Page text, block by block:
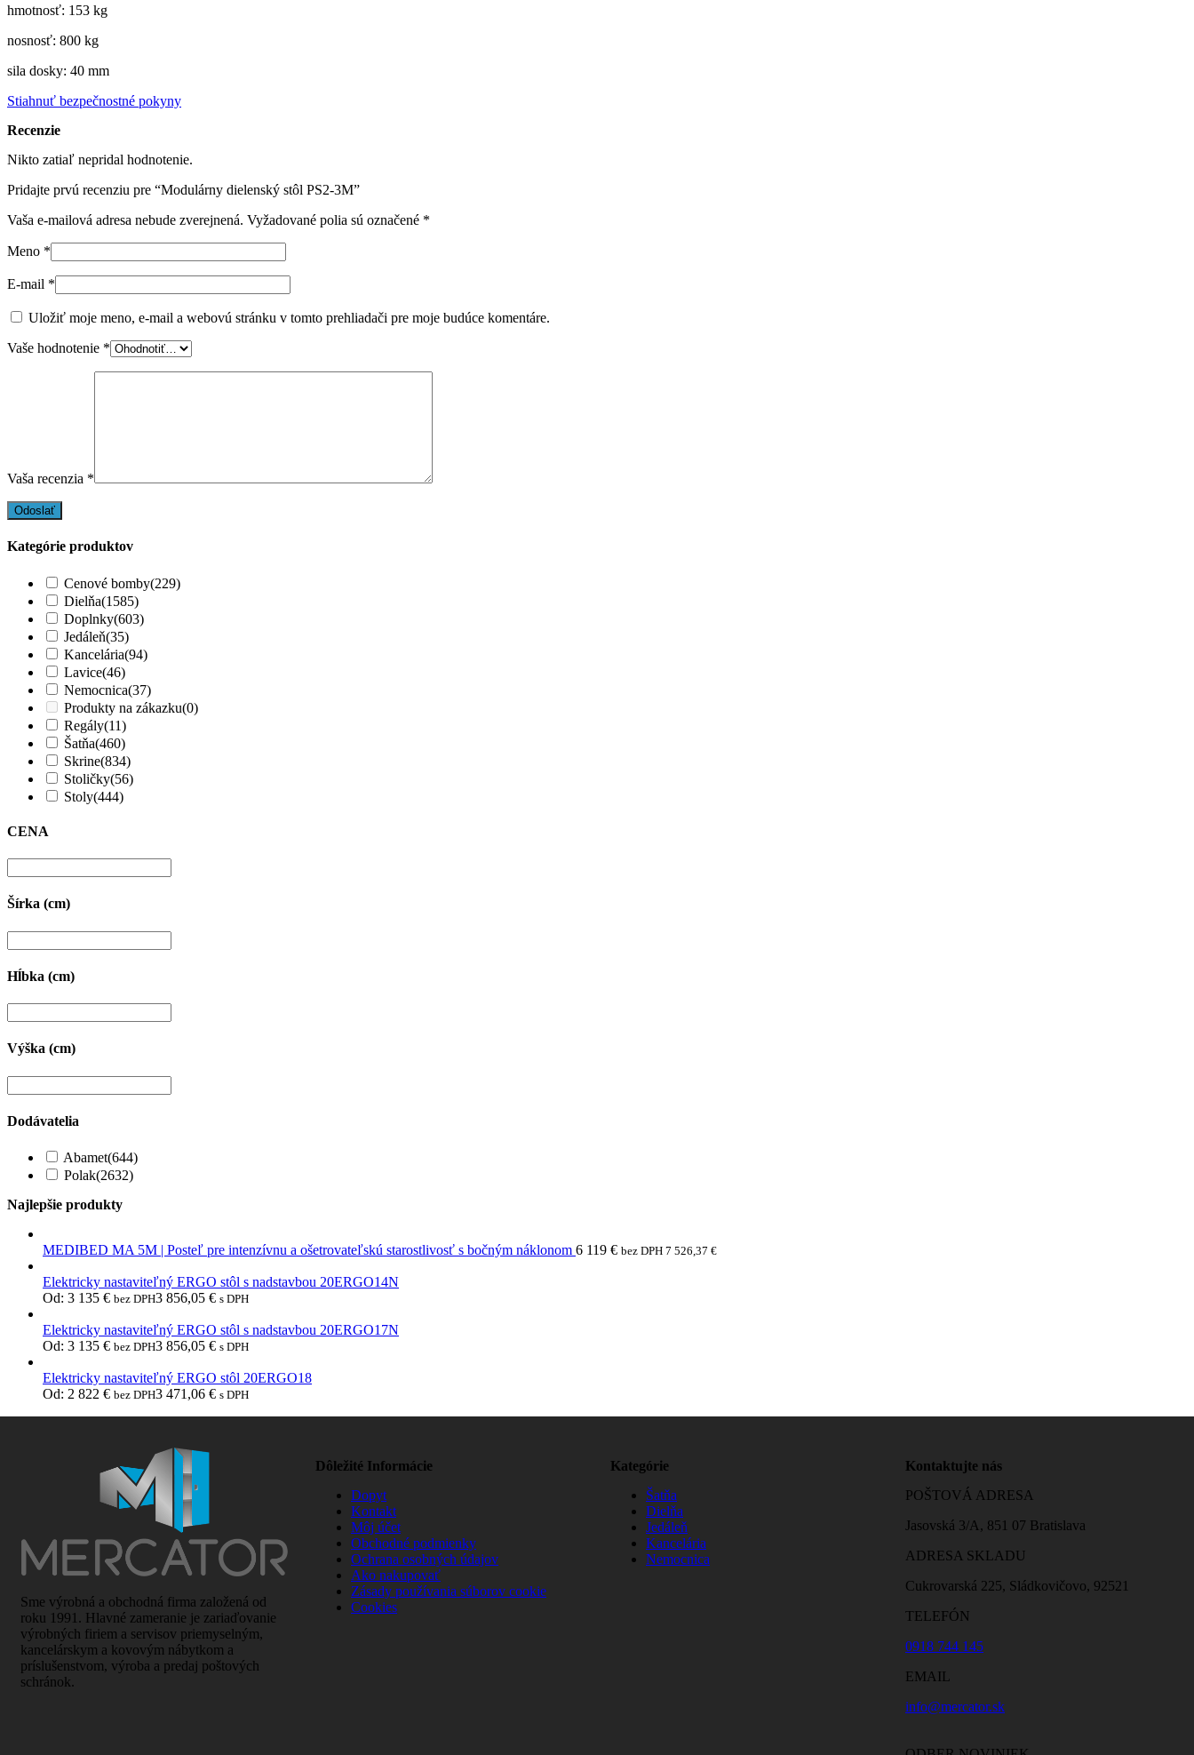
hmotnosť: 153 kg
nosnosť: 800 kg
sila dosky: 40 mm
Stiahnuť bezpečnostné pokyny
Recenzie
Nikto zatiaľ nepridal hodnotenie.
Pridajte prvú recenziu pre “Modulárny dielenský stôl PS2-3M”
Vaša e-mailová adresa nebude zverejnená. Vyžadované polia sú označené *
Meno *
E-mail *
Uložiť moje meno, e-mail a webovú stránku v tomto prehliadači pre moje budúce komentáre.
Vaše hodnotenie *
Vaša recenzia *
Kategórie produktov
Cenové bomby(229)
Dielňa(1585)
Doplnky(603)
Jedáleň(35)
Kancelária(94)
Lavice(46)
Nemocnica(37)
Produkty na zákazku(0)
Regály(11)
Šatňa(460)
Skrine(834)
Stoličky(56)
Stoly(444)
CENA
Šírka (cm)
Hĺbka (cm)
Výška (cm)
Dodávatelia
Abamet(644)
Polak(2632)
Najlepšie produkty
MEDIBED MA 5M | Posteľ pre intenzívnu a ošetrovateľskú starostlivosť s bočným náklonom 6 119 € bez DPH 7 526,37 €
Elektricky nastaviteľný ERGO stôl s nadstavbou 20ERGO14N
Od: 3 135 € bez DPH3 856,05 € s DPH
Elektricky nastaviteľný ERGO stôl s nadstavbou 20ERGO17N
Od: 3 135 € bez DPH3 856,05 € s DPH
Elektricky nastaviteľný ERGO stôl 20ERGO18
Od: 2 822 € bez DPH3 471,06 € s DPH
Sme výrobná a obchodná firma založená od
roku 1991. Hlavné zameranie je zariaďovanie
výrobných firiem a servisov priemyselným,
kancelárskym a kovovým nábytkom a
príslušenstvom, výroba a predaj poštových
schránok.
Dôležité Informácie
Dopyt
Kontakt
Môj účet
Obchodné podmienky
Ochrana osobných údajov
Ako nakupovať
Zásady používania súborov cookie
Cookies
Kategórie
Šatňa
Dielňa
Jedáleň
Kancelária
Nemocnica
Kontaktujte nás
POŠTOVÁ ADRESA
Jasovská 3/A, 851 07 Bratislava
ADRESA SKLADU
Cukrovarská 225, Sládkovičovo, 92521
TELEFÓN
0918 744 145
EMAIL
info@mercator.sk